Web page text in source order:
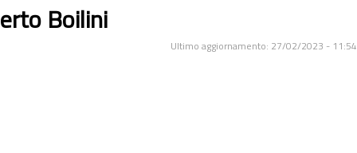
Boilini
Ultimo aggiornamento: 27/02/2023 - 11:54